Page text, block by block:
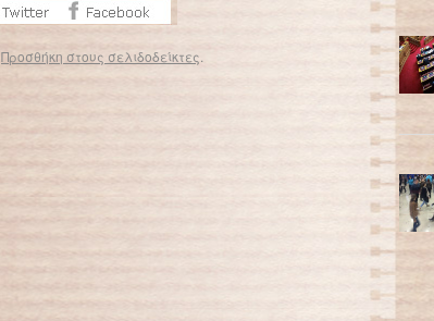
Προσθήκη στους σελιδοδείκτες.